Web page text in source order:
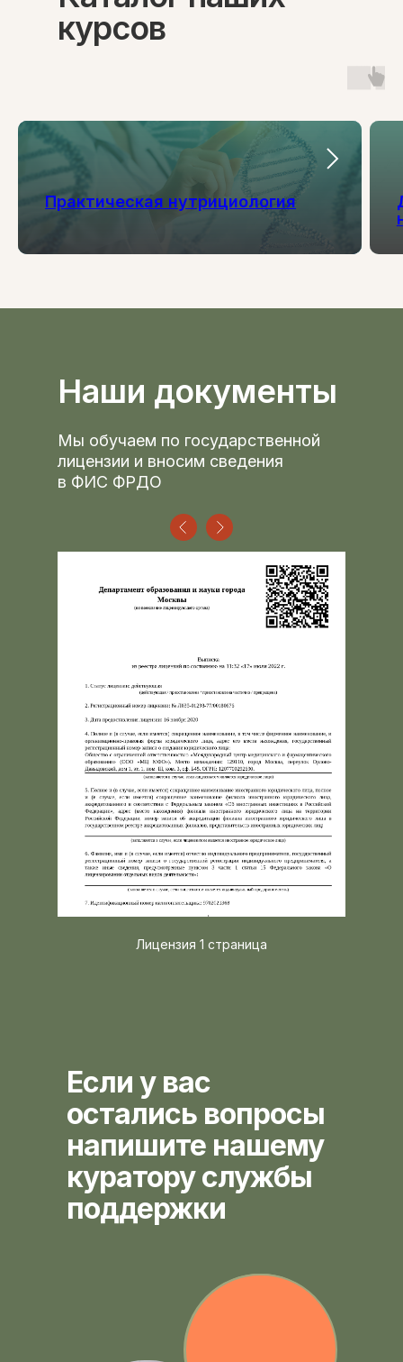
курсов
Практическая нутрициология
Наши документы
Мы обучаем по государственной
лицензии и вносим сведения
в ФИС ФРДО
Лицензия 1 страница
Если у вас
остались вопросы
напишите нашему
куратору службы
поддержки
Общество с Ограниченной Ответственностью
«Международный Центр Медицинского
и Фармацевтического Образования»
О нашем центре
управления